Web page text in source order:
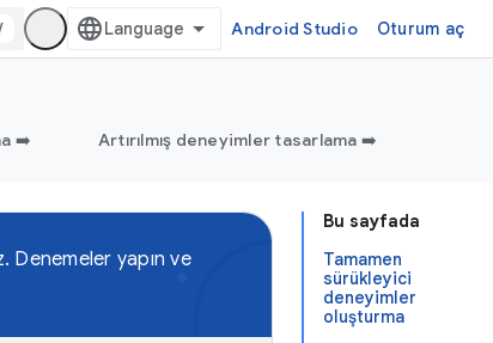
Android Studio Oturum aç
➡️ Artırılmış deneyimler tasarlama ➡️
Bu sayfada
Tamamen
sürükleyici
deneyimler
oluşturma
Denemeler yapın ve